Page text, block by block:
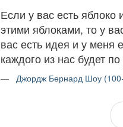
Если у вас есть
этими яблоками, то у
вас есть идея и у меня
каждого из нас будет
Джордж Бернард Шоу